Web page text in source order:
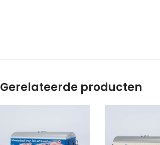
Gerelateerde producten